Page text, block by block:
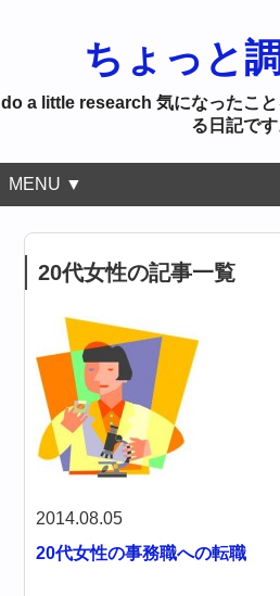
ちょっと
do a little research 気になったこ
る日記です
MENU ▼
20代女性の記事一覧
2014.08.05
20代女性の事務職への転職